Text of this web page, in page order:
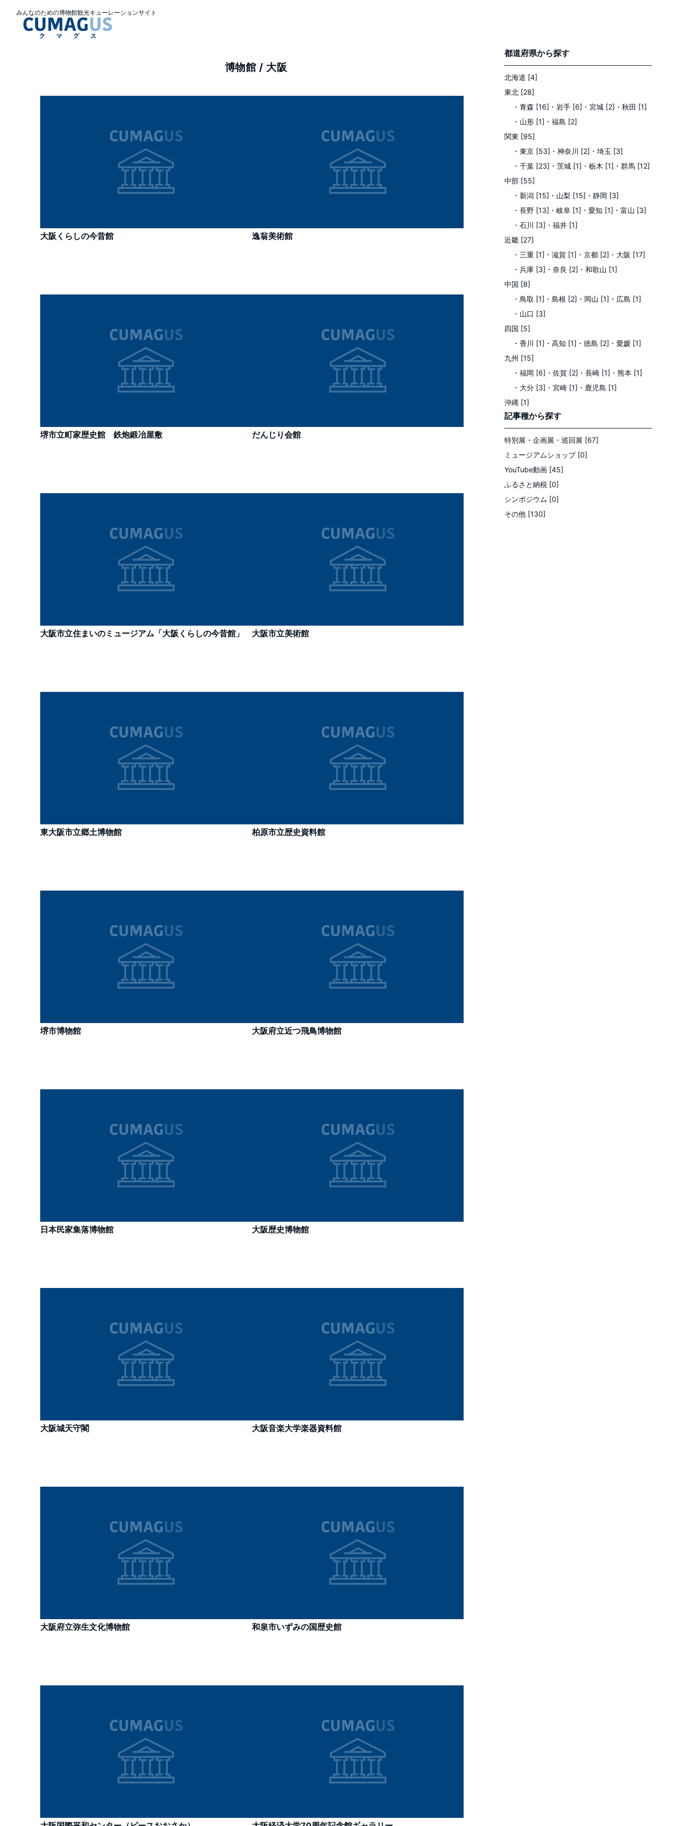
みんなのための博物館観光キューレーションサイト
博物館 / 大阪
大阪くらしの今昔館 逸翁美術館
堺市立町家歴史館 鉄炮鍛冶屋敷 だんじり会館
大阪市立住まいのミュージアム「大阪くらしの今昔館」 大阪市立美術館
東大阪市立郷土博物館 柏原市立歴史資料館
堺市博物館 大阪府立近つ飛鳥博物館
日本民家集落博物館 大阪歴史博物館
大阪城天守閣 大阪音楽大学楽器資料館
大阪府立弥生文化博物館 和泉市いずみの国歴史館
都道府県から探す
北海道 [4]
東北 [28]
・青森 [16] ・岩手 [6] ・宮城 [2] ・秋田 [1]
・山形 [1] ・福島 [2]
関東 [95]
・東京 [53] ・神奈川 [2] ・埼玉 [3]
・千葉 [23] ・茨城 [1] ・栃木 [1] ・群馬 [12]
中部 [55]
・新潟 [15] ・山梨 [15] ・静岡 [3]
・長野 [13] ・岐阜 [1] ・愛知 [1] ・富山 [3]
・石川 [3] ・福井 [1]
近畿 [27]
・三重 [1] ・滋賀 [1] ・京都 [2] ・大阪 [17]
・兵庫 [3] ・奈良 [2] ・和歌山 [1]
中国 [8]
・鳥取 [1] ・島根 [2] ・岡山 [1] ・広島 [1]
・山口 [3]
四国 [5]
・香川 [1] ・高知 [1] ・徳島 [2] ・愛媛 [1]
九州 [15]
・福岡 [6] ・佐賀 [2] ・長崎 [1] ・熊本 [1]
・大分 [3] ・宮崎 [1] ・鹿児島 [1]
沖縄 [1]
記事種から探す
特別展・企画展・巡回展 [67]
ミュージアムショップ [0]
YouTube動画 [45]
ふるさと納税 [0]
シンポジウム [0]
その他 [130]